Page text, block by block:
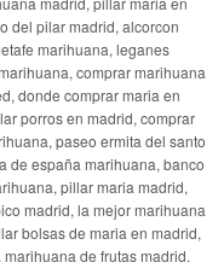
del pilar madrid, alcorcon
marihuana, leganes
comprar marihuana
donde comprar maria en
porros en madrid, comprar
paseo ermita del santo
de españa marihuana, banco
pillar maria madrid,
madrid, la mejor marihuana
bolsas de maria en madrid,
de frutas madrid,